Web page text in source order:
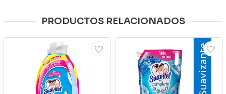
PRODUCTOS RELACIONADOS